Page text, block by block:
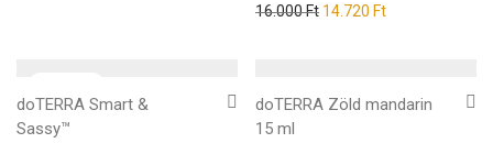
16.000Ft 14.720 Ft
doTERRA Smart &
Sassy™
doTERRA Zöld mandarin
15 ml